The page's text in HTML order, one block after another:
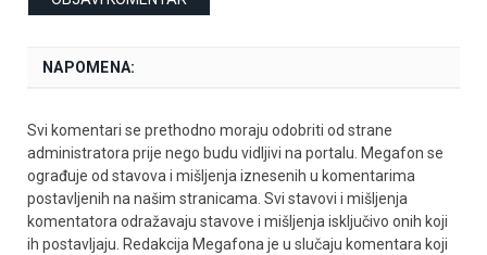
NAPOMENA:
Svi komentari se prethodno moraju odobriti od strane
administratora prije nego budu vidljivi na portalu. Megafon se
ograđuje od stavova i mišljenja iznesenih u komentarima
postavljenih na našim stranicama. Svi stavovi i mišljenja
komentatora odražavaju stavove i mišljenja isključivo onih koji
ih postavljaju. Redakcija Megafona je u slučaju komentara koji